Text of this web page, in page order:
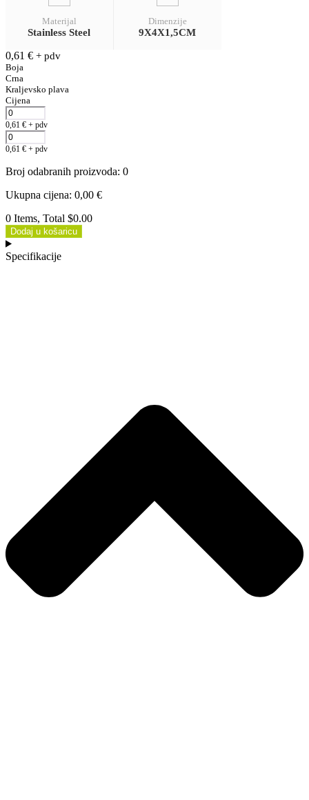
Materijal
Stainless Steel
Dimenzije
9X4X1,5CM
0,61 € + pdv
Boja
Crna
Kraljevsko plava
Cijena
0,61 € + pdv
0,61 € + pdv
Broj odabranih proizvoda: 0
Ukupna cijena: 0,00 €
0 Items, Total $0.00
Dodaj u košaricu
Specifikacije